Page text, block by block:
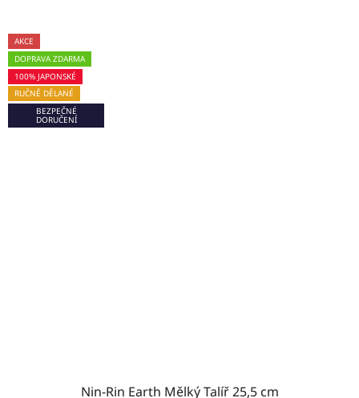
AKCE
DOPRAVA ZDARMA
100% JAPONSKÉ
RUČNĚ DĚLANÉ
BEZPEČNÉ
DORUČENÍ
Nin-Rin Earth Mělký Talíř 25,5 cm